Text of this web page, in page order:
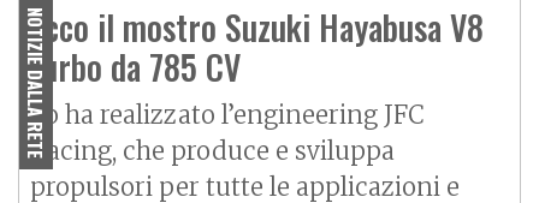
NOTIZIE DALLA RETE
Ecco il mostro Suzuki Hayabusa V8
turbo da 785 CV
Lo ha realizzato l’engineering JFC
Racing, che produce e sviluppa
propulsori per tutte le applicazioni e